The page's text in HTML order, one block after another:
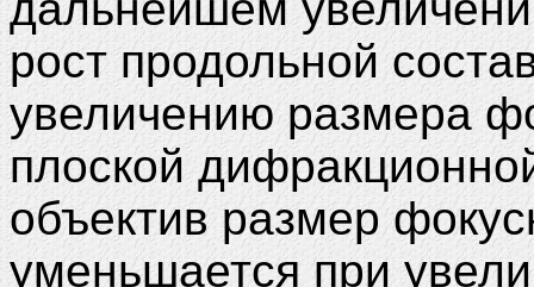
рост продольной
увеличению размера
плоской
объектив размер
уменьшается при